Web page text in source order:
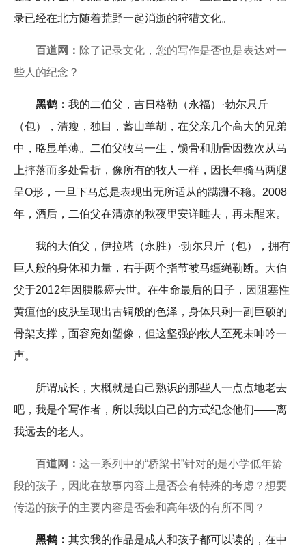
录已经在北方随着荒野一起消逝的狩猎文化。
百道网： 除了记录文化，您的写作是否也是表达对一
些人的纪念？
黑鹤： 我的二伯父，吉日格勒（永福）·勃尔只斤
（包），清瘦，独目，蓄山羊胡，在父亲几个高大的兄弟
中，略显单薄。二伯父牧马一生，锁骨和肋骨因数次从马
上摔落而多处骨折，像所有的牧人一样，因长年骑马两腿
呈O形，一旦下马总是表现出无所适从的蹒跚不稳。2008
年，酒后，二伯父在清凉的秋夜里安详睡去，再未醒来。
我的大伯父，伊拉塔（永胜）·勃尔只斤（包），拥有
巨人般的身体和力量，右手两个指节被马缰绳勒断。大伯
父于2012年因胰腺癌去世。在生命最后的日子，因阻塞性
黄疸他的皮肤呈现出古铜般的色泽，身体只剩一副巨硕的
骨架支撑，面容宛如塑像，但这坚强的牧人至死未呻吟一
声。
所谓成长，大概就是自己熟识的那些人一点点地老去
吧，我是个写作者，所以我以自己的方式纪念他们——离
我远去的老人。
百道网： 这一系列中的“桥梁书”针对的是小学低年龄
段的孩子，因此在故事内容上是否会有特殊的考虑？想要
传递的孩子的主要内容是否会和高年级的有所不同？
黑鹤： 其实我的作品是成人和孩子都可以读的，在中